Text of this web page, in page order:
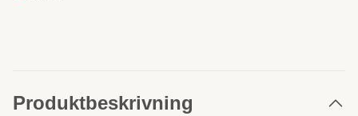
Produktbeskrivning